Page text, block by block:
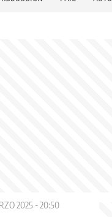
2025 - 20:50